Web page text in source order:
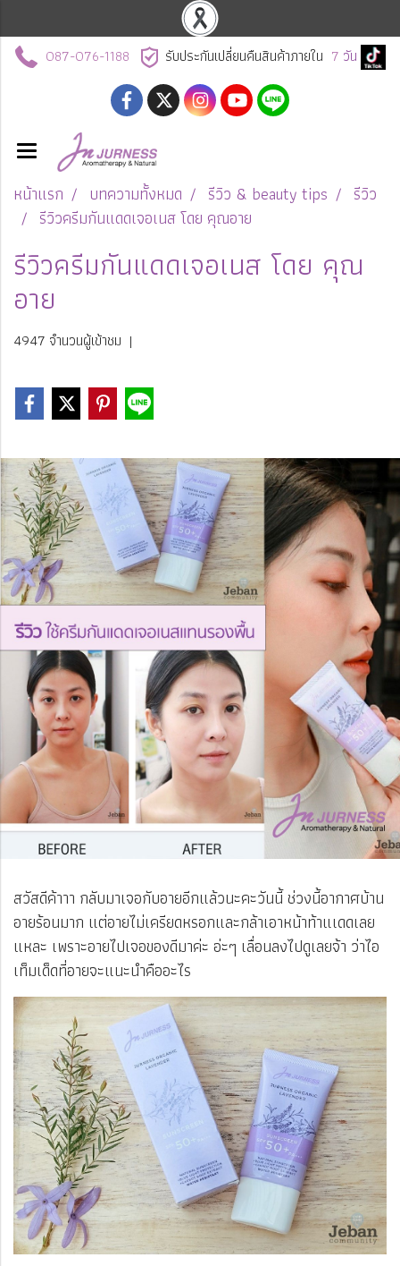
087-076-1188 รับประกันเปลี่ยนคืนสินค้าภายใน 7 วัน
หน้าแรก บทความทั้งหมด รีวิว & beauty tips
รีวิว
รีวิวครีมกันแดดเจอเนส โดย คุณอาย
รีวิวครีมกันแดดเจอเนส โดย คุณ
อาย
4947 จำนวนผู้เข้าชม |
สวัสดีค้าาา กลับมาเจอกับอายอีกแล้วนะคะวันนี้ ช่วงนี้อากาศบ้าน
อายร้อนมาก แต่อายไม่เครียดหรอกและกล้าเอาหน้าท้าแเดดเลย
แหละ เพราะอายไปเจอของดีมาค่ะ อ่ะๆ เลื่อนลงไปดูเลยจ้า ว่าไอ
เท็มเด็ดที่อายจะแนะนำคืออะไร